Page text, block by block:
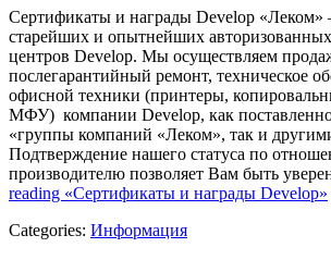
Сертификаты и награды Develop
старейших и опытнейших
центров Develop. Мы осуществляем
послегарантийный ремонт, техническое
офисной техники (принтеры,
МФУ) компании Develop, как
«группы компаний «Леком», так и
Подтверждение нашего статуса по
производителю позволяет Вам быть
reading «Сертификаты и награды Develop»
Categories: Информация